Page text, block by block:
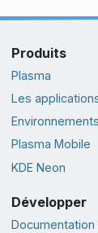
Produits
Plasma
Les
Plasma Mobile
KDE Neon
Développer
Documentation